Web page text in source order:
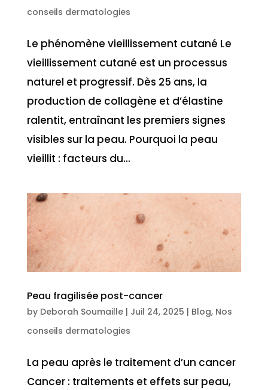
conseils dermatologies
Le phénomène vieillissement cutané Le
vieillissement cutané est un processus
naturel et progressif. Dès 25 ans, la
production de collagène et d’élastine
ralentit, entraînant les premiers signes
visibles sur la peau. Pourquoi la peau
vieillit : facteurs du...
Peau fragilisée post-cancer
by Deborah Soumaille| Juil 24, 2025 | Blog, Nos
conseils dermatologies
La peau après le traitement d’un cancer
Cancer : traitements et effets sur peau,